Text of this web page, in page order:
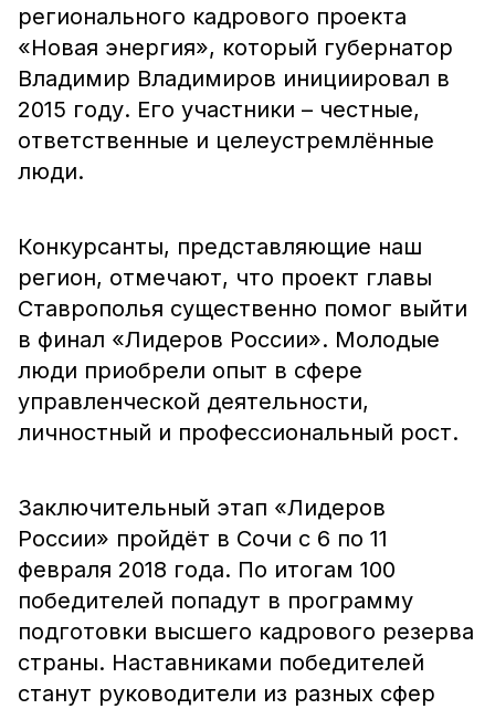
регионального кадрового проекта
«Новая энергия», который губернатор
Владимир Владимиров инициировал в
2015 году. Его участники – честные,
ответственные и целеустремлённые
люди.
Конкурсанты, представляющие наш
регион, отмечают, что проект главы
Ставрополья существенно помог выйти
в финал «Лидеров России». Молодые
люди приобрели опыт в сфере
управленческой деятельности,
личностный и профессиональный рост.
Заключительный этап «Лидеров
России» пройдёт в Сочи с 6 по 11
февраля 2018 года. По итогам 100
победителей попадут в программу
подготовки высшего кадрового резерва
страны. Наставниками победителей
станут руководители из разных сфер